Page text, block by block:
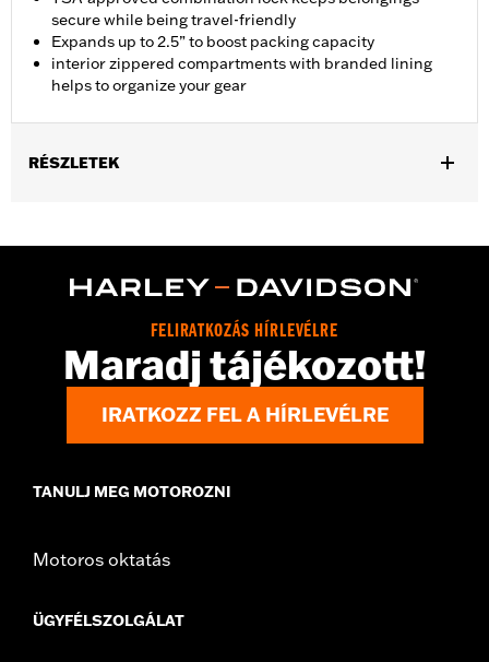
secure while being travel-friendly
Expands up to 2.5” to boost packing capacity
interior zippered compartments with branded lining
helps to organize your gear
RÉSZLETEK
Functional Features:Medium Check-In
FELIRATKOZÁS HÍRLEVÉLRE
Maradj tájékozott!
IRATKOZZ FEL A HÍRLEVÉLRE
TANULJ MEG MOTOROZNI
Motoros oktatás
ÜGYFÉLSZOLGÁLAT